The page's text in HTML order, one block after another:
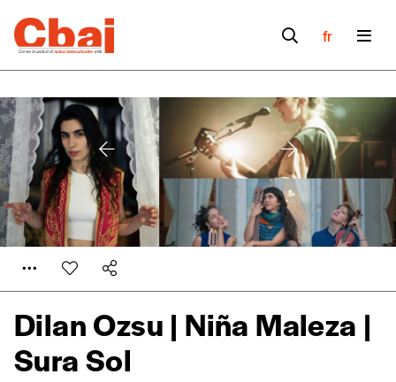
fr
Dilan Ozsu | Niña Maleza |
Sura Sol